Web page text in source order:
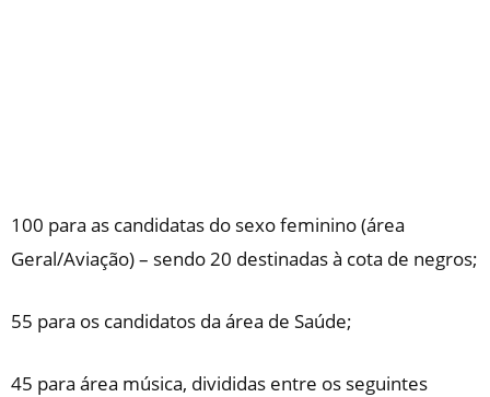
100 para as candidatas do sexo feminino (área
Geral/Aviação) – sendo 20 destinadas à cota de negros;
55 para os candidatos da área de Saúde;
45 para área música, divididas entre os seguintes